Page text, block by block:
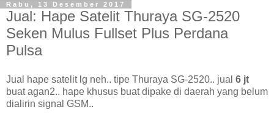
Rabu, 13 Desember 2017
Jual: Hape Satelit Thuraya SG-2520
Seken Mulus Fullset Plus Perdana
Pulsa
Jual hape satelit lg neh.. tipe Thuraya SG-2520.. jual 6 jt
buat agan2.. hape khusus buat dipake di daerah yang belum
dialirin signal GSM..